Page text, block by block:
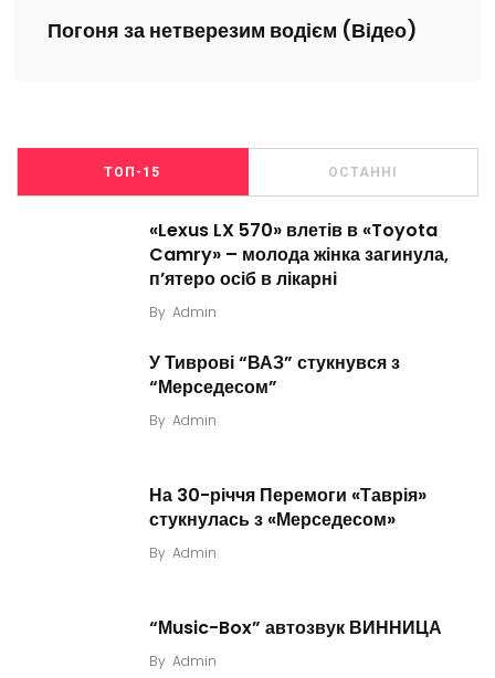
Погоня за нетверезим водієм (Відео)
ТОП-15 ОСТАННІ
«Lexus LX 570» влетів в «Toyota
Camry» – молода жінка загинула,
п’ятеро осіб в лікарні
By Admin
У Тиврові “ВАЗ” стукнувся з
“Мерседесом”
By Admin
На 30-річчя Перемоги «Таврія»
стукнулась з «Мерседесом»
By Admin
“Мusic-Box” автозвук ВИННИЦА
By Admin